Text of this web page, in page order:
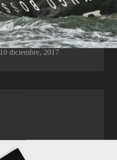
10 diciembre, 2017